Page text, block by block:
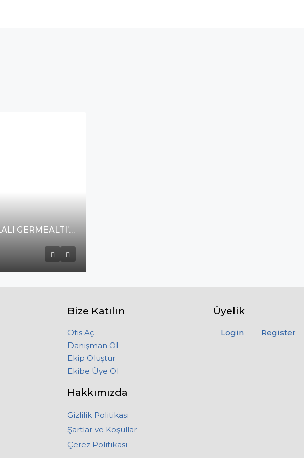
FIRSAT-ARNAVUTKÖY BAKLALI GERMEALTI’NDA SATILIK 1000 M2
Bize Katılın
Ofis Aç
Danışman Ol
Ekip Oluştur
Ekibe Üye Ol
Hakkımızda
Gizlilik Politikası
Şartlar ve Koşullar
Çerez Politikası
Üyelik
Login Register